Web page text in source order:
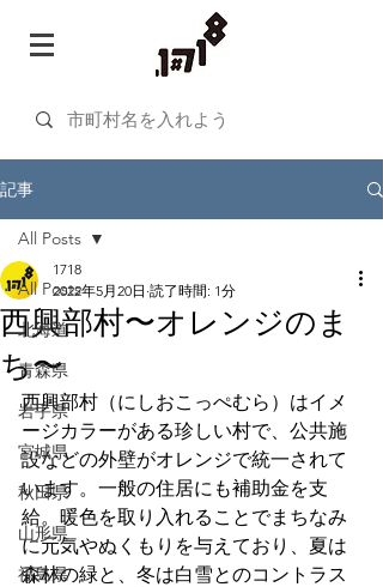
記事
All Posts
北海道
青森県
岩手県
宮城県
秋田県
山形県
福島県
All Posts
西興部村〜オレンジのま
ち〜
1718
2022年5月20日 読了時間: 1分
西興部村（にしおこっぺむら）はイメ
ージカラーがある珍しい村で、公共施
設などの外壁がオレンジで統一されて
います。一般の住居にも補助金を支
給。暖色を取り入れることでまちなみ
に元気やぬくもりを与えており、夏は
森林の緑と、冬は白雪とのコントラス